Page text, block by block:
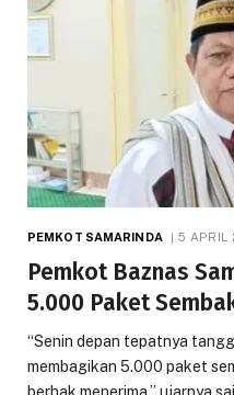
PEMKOT SAMARINDA 5 APRIL
Pemkot Baznas
5.000 Paket
“Senin depan tepatnya
membagikan 5.000 paket